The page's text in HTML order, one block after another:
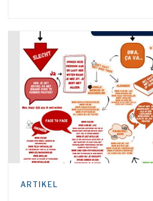
ARTIKEL